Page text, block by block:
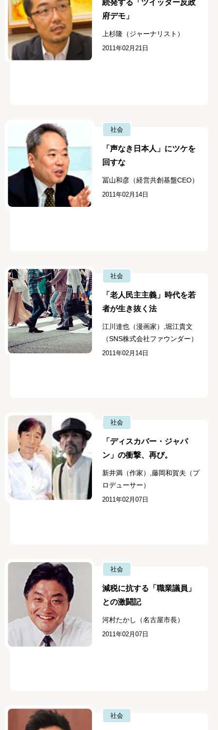
続発する「ツイッター反政
府デモ」
上杉隆（ジャーナリスト）
2011年02月21日
社会
「声なき日本人」にツケを
回すな
冨山和彦（経営共創基盤CEO）
2011年02月14日
社会
「老人民主主義」時代を若
者が生き抜く法
江川達也（漫画家）,堀江貴文
（SNS株式会社ファウンダー）
2011年02月14日
社会
「ディスカバー・ジャパ
ン」の衝撃、再び。
新井満（作家）,藤岡和賀夫（プ
ロデューサー）
2011年02月07日
社会
減税に抗する「職業議員」
との激闘記
河村たかし（名古屋市長）
2011年02月07日
社会